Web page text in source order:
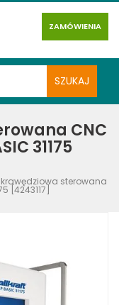
ZAMÓWIENIA
CNC
31175
krawędziowa sterowana
[4243117]